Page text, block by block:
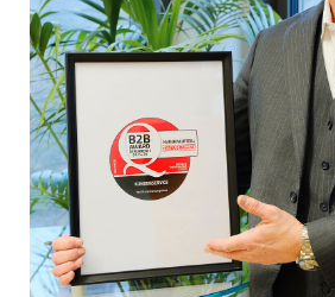
HANDLER Gruppe
HARING Group
HARING Group + WINEGG Realitäten
HNP architects
IG Immobilien
IMMOBILIEN MAGAZIN VERLAG
IMMOcontract
KOBAN SÜDVERS